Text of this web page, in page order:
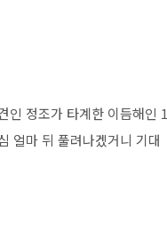
인 정조가 타계한 이듬해인 1
얼마 뒤 풀려나겠거니 기대